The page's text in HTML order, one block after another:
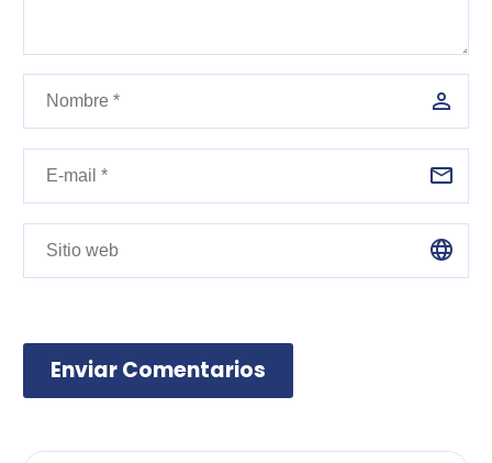
Enviar Comentarios